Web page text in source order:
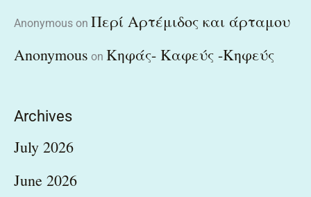
Anonymous on Περί Αρτέμιδος και άρταμου
Anonymous on Κηφάς- Καφεύς -Κηφεύς
Archives
July 2026
June 2026